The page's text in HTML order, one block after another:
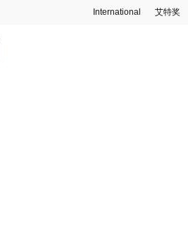
艾特奖
International